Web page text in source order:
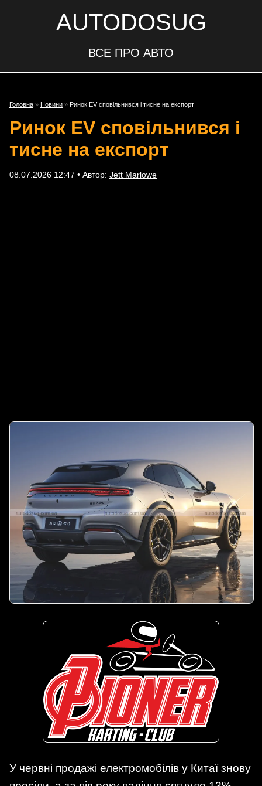
AUTODOSUG
ВСЕ ПРО АВТО
Головна » Новини » Ринок EV сповільнився і тисне на експорт
Ринок EV сповільнився і
тисне на експорт
08.07.2026 12:47 • Автор: Jett Marlowe
У червні продажі електромобілів у Китаї знову